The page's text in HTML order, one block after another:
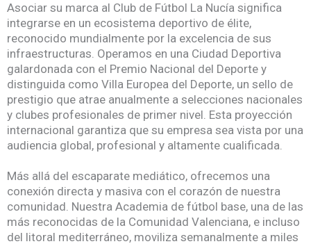
Asociar su marca al Club de Fútbol La Nucía significa
integrarse en un ecosistema deportivo de élite,
reconocido mundialmente por la excelencia de sus
infraestructuras. Operamos en una Ciudad Deportiva
galardonada con el Premio Nacional del Deporte y
distinguida como Villa Europea del Deporte, un sello de
prestigio que atrae anualmente a selecciones nacionales
y clubes profesionales de primer nivel. Esta proyección
internacional garantiza que su empresa sea vista por una
audiencia global, profesional y altamente cualificada.
Más allá del escaparate mediático, ofrecemos una
conexión directa y masiva con el corazón de nuestra
comunidad. Nuestra Academia de fútbol base, una de las
más reconocidas de la Comunidad Valenciana, e incluso
del litoral mediterráneo, moviliza semanalmente a miles